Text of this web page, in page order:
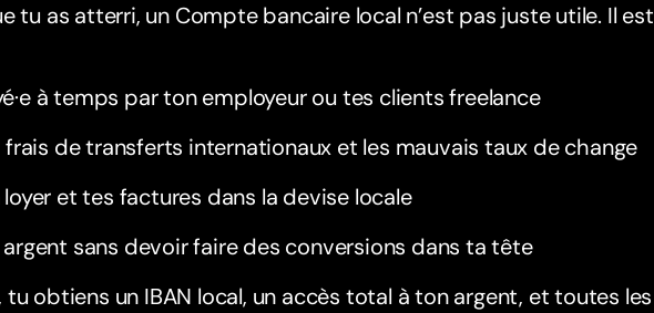
tu as atterri, un Compte bancaire local n’est pas juste utile. Il est
à temps par ton employeur ou tes clients freelance
frais de transferts internationaux et les mauvais taux de change
et tes factures dans la devise locale
sans devoir faire des conversions dans ta tête
tu obtiens un IBAN local, un accès total à ton argent, et toutes les